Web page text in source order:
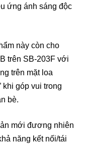
ứng ánh sáng độc
này còn cho
trên SB-203F với
trên mặt loa
khi góp vui trong
bè.
mới đương nhiên
năng kết nối/tái